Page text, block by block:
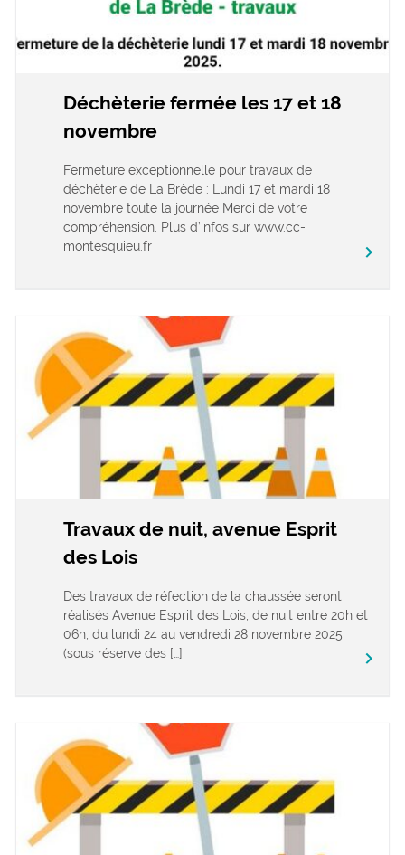
Déchèterie fermée les 17 et 18
novembre
Fermeture exceptionnelle pour travaux de
déchèterie de La Brède : Lundi 17 et mardi 18
novembre toute la journée Merci de votre
compréhension. Plus d’infos sur www.cc-
montesquieu.fr
keyboard_arrow_right
Travaux de nuit, avenue Esprit
des Lois
Des travaux de réfection de la chaussée seront
réalisés Avenue Esprit des Lois, de nuit entre 20h et
06h, du lundi 24 au vendredi 28 novembre 2025
(sous réserve des […]
keyboard_arrow_right